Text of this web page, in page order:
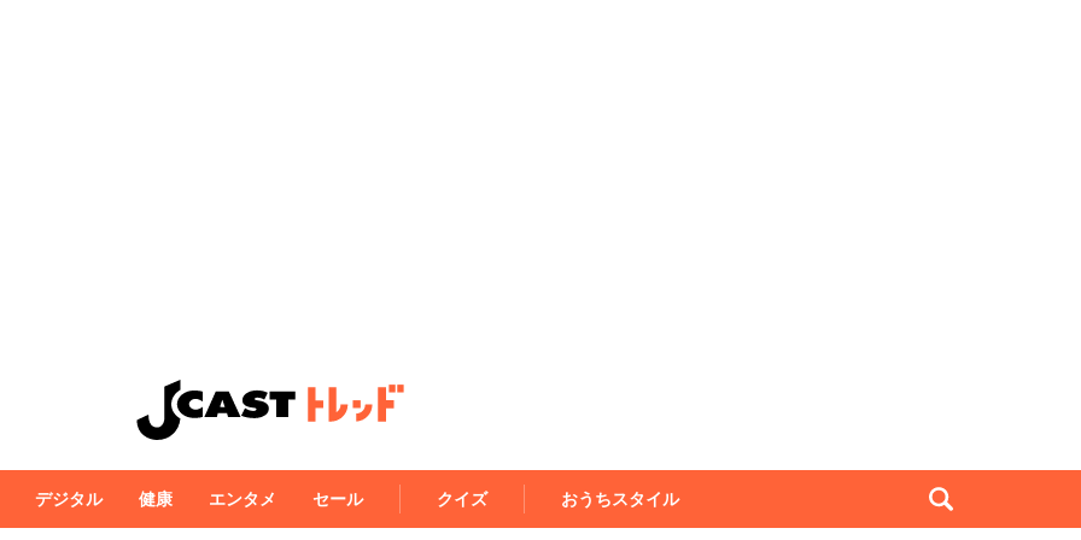
デジタル 健康 エンタメ セール クイズ おうちスタイル